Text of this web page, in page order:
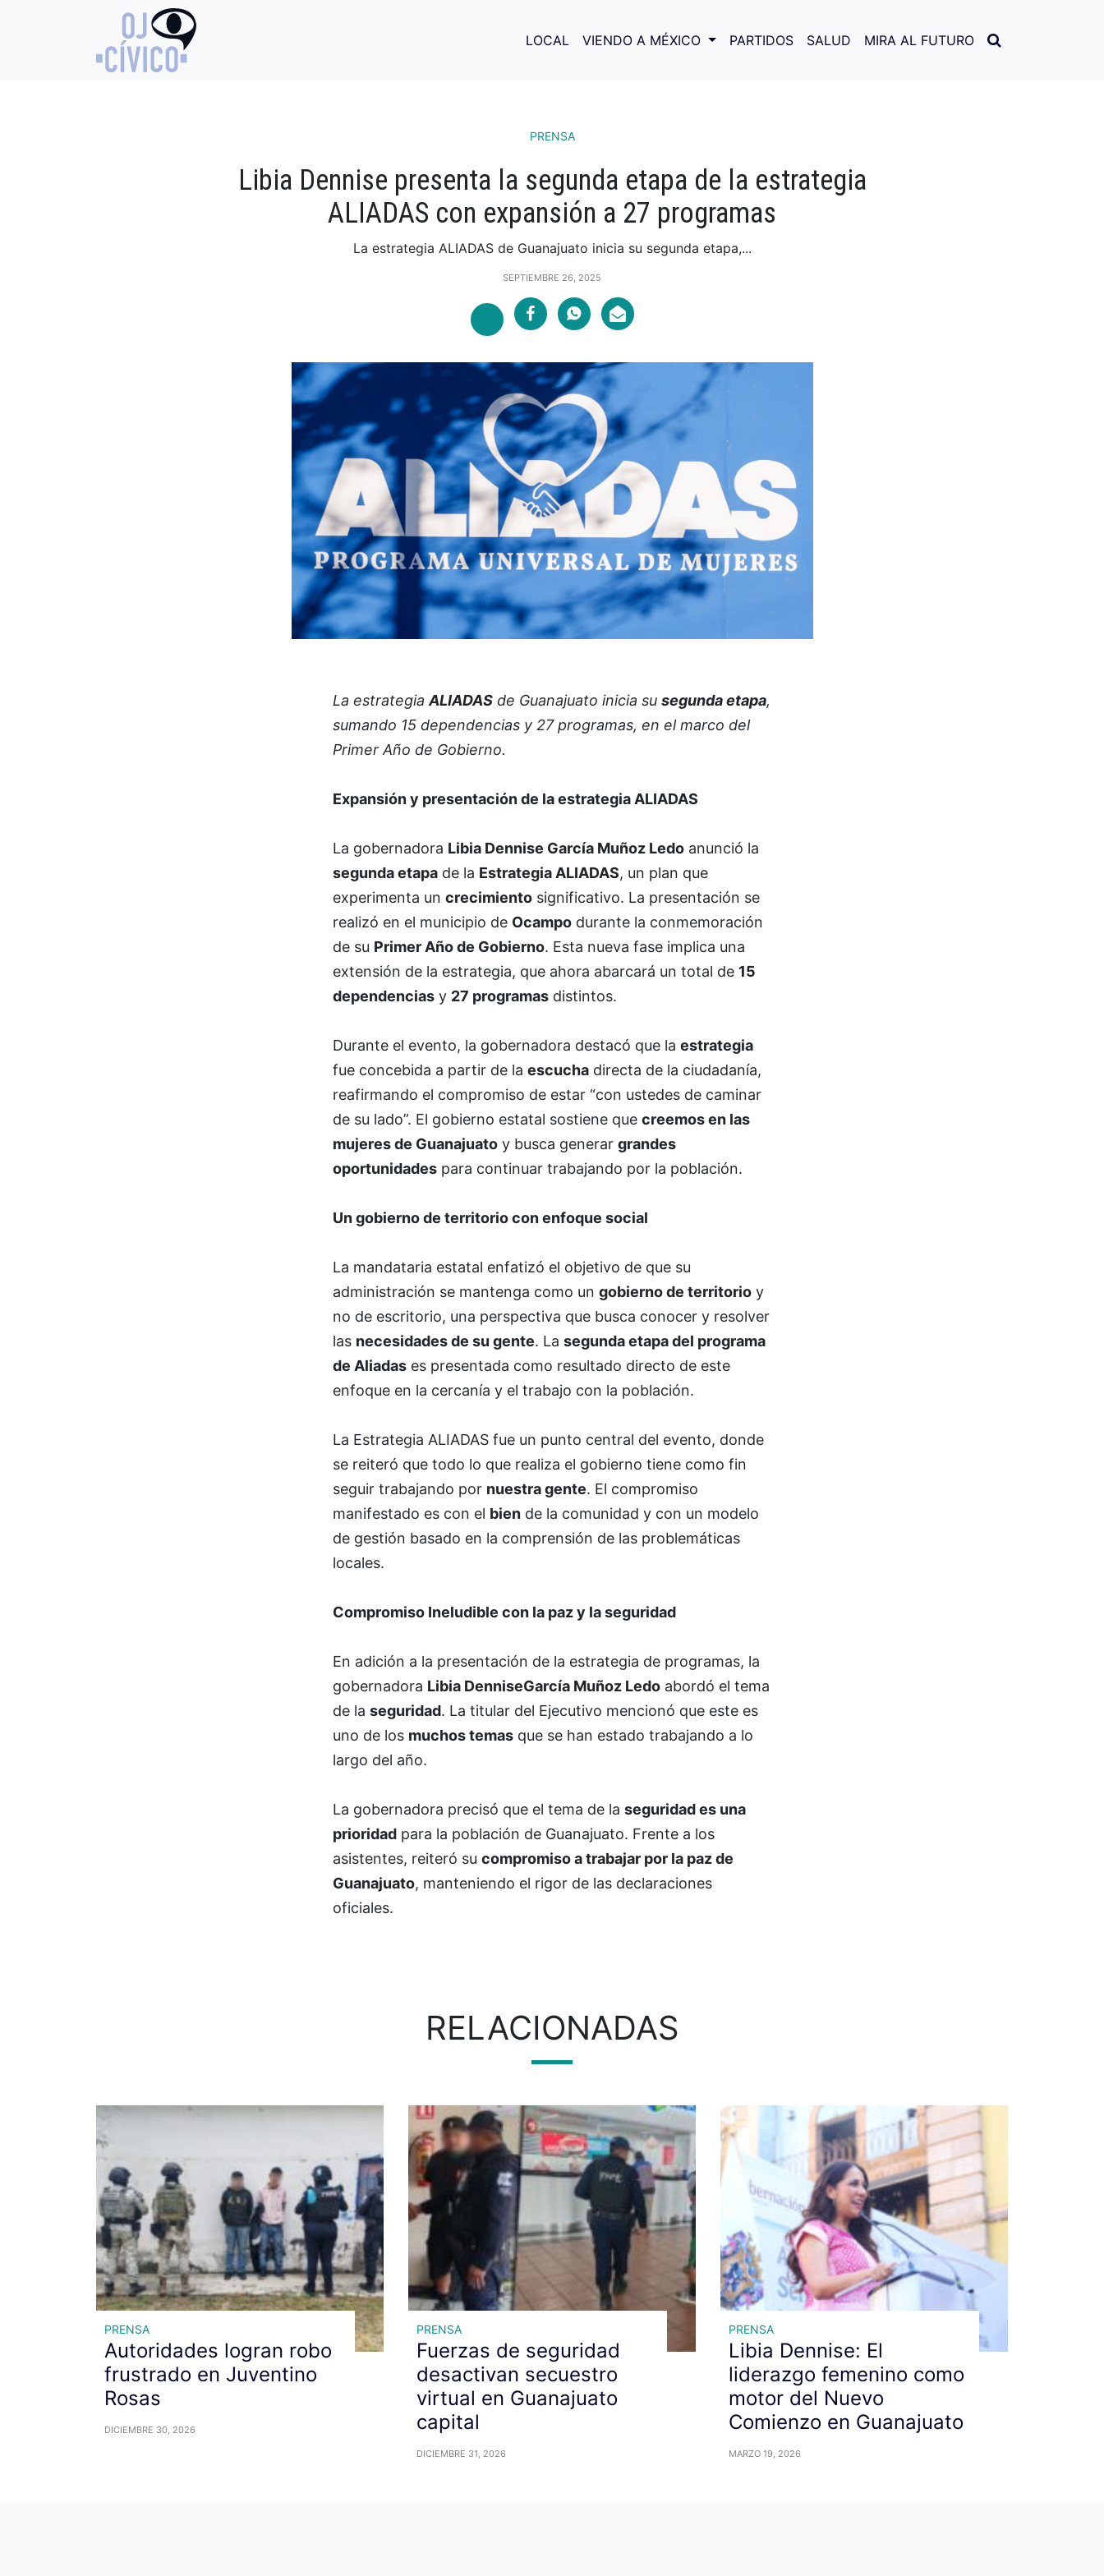
LOCAL VIENDO A MÉXICO PARTIDOS SALUD MIRA AL FUTURO
PRENSA
Libia Dennise presenta la segunda etapa de la estrategia
ALIADAS con expansión a 27 programas
La estrategia ALIADAS de Guanajuato inicia su segunda etapa,...
SEPTIEMBRE 26, 2025
La estrategiaALIADASde Guanajuato inicia su segunda etapa,
sumando 15 dependencias y 27 programas, en el marco del
Primer Año de Gobierno.
Expansión y presentación de la estrategia ALIADAS
La gobernadora Libia Dennise García Muñoz Ledoanunció la
segunda etapade la Estrategia ALIADAS, un plan que
experimenta un crecimientosignificativo. La presentación se
realizó en el municipio de Ocampodurante la conmemoración
de su Primer Año de Gobierno. Esta nueva fase implica una
extensión de la estrategia, que ahora abarcará un total de 15
dependenciasy 27 programasdistintos.
Durante el evento, la gobernadora destacó que la estrategia
fue concebida a partir de la escuchadirecta de la ciudadanía,
reafirmando el compromiso de estar “con ustedes de caminar
de su lado”. El gobierno estatal sostiene que creemos en las
mujeres de Guanajuatoy busca generar grandes
oportunidadespara continuar trabajando por la población.
Un gobierno de territorio con enfoque social
La mandataria estatal enfatizó el objetivo de que su
administración se mantenga como un gobierno de territorioy
no de escritorio, una perspectiva que busca conocer y resolver
las necesidades de su gente. La segunda etapa del programa
de Aliadases presentada como resultado directo de este
enfoque en la cercanía y el trabajo con la población.
La Estrategia ALIADAS fue un punto central del evento, donde
se reiteró que todo lo que realiza el gobierno tiene como fin
seguir trabajando por nuestra gente. El compromiso
manifestado es con el biende la comunidad y con un modelo
de gestión basado en la comprensión de las problemáticas
locales.
Compromiso Ineludible con la paz y la seguridad
En adición a la presentación de la estrategia de programas, la
gobernadora Libia DenniseGarcía Muñoz Ledoabordó el tema
de la seguridad. La titular del Ejecutivo mencionó que este es
uno de los muchos temasque se han estado trabajando a lo
largo del año.
La gobernadora precisó que el tema de la seguridad es una
prioridadpara la población de Guanajuato. Frente a los
asistentes, reiteró su compromiso a trabajar por la paz de
Guanajuato, manteniendo el rigor de las declaraciones
oficiales.
RELACIONADAS
PRENSA
Autoridades logran robo
frustrado en Juventino
Rosas
DICIEMBRE 30, 2026
PRENSA
Fuerzas de seguridad
desactivan secuestro
virtual en Guanajuato
capital
DICIEMBRE 31, 2026
PRENSA
Libia Dennise: El
liderazgo femenino como
motor del Nuevo
Comienzo en Guanajuato
MARZO 19, 2026